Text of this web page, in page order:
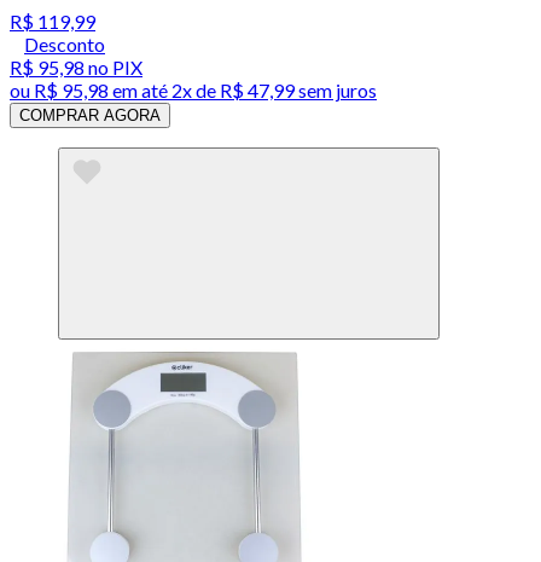
R$ 119,99
Desconto
R$ 95,98 no PIX
ou R$ 95,98 em até 2x de R$ 47,99 sem juros
COMPRAR AGORA